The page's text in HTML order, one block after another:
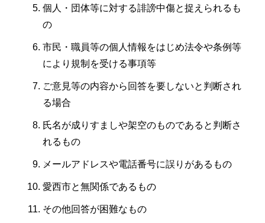
個人・団体等に対する誹謗中傷と捉えられるも
の
市民・職員等の個人情報をはじめ法令や条例等
により規制を受ける事項等
ご意見等の内容から回答を要しないと判断され
る場合
氏名が成りすましや架空のものであると判断さ
れるもの
メールアドレスや電話番号に誤りがあるもの
愛西市と無関係であるもの
その他回答が困難なもの